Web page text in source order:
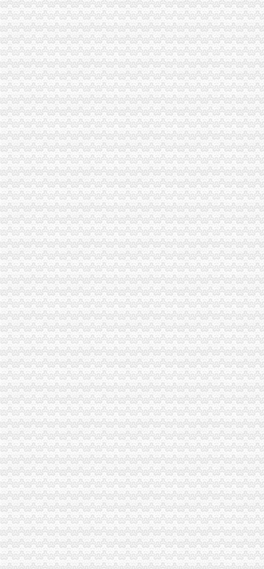
重庆代理企业注销,成效财务-商务服务-久久信息网
福建三元达通讯股份有限公司关于重庆分公司完成注销的公告|议案|董
重庆公司注册
重庆公司注册-重庆2018网
【专业】重庆工商代办_重庆代理记账代账公司_重庆注册公司_重庆营
【重庆公司注册|重庆注册公司|重庆代理注册公司】-重庆58分类网
重庆注册小公司要多少钱
重庆科技公司注册–爱帮网商务服务专题
重庆进出口权
力帆成为重庆唯一获得原油进口权企业-金投原油网-金投网
【无进出口权重庆进口红酒报关如何操作】-江北寸滩易登网
【会计代账重庆出口退税需要些资料,巧叠财务代办重庆进出口权行】
重庆进口日本大王纸尿裤没有进出口权该怎么操作-企汇网
国红酒进口重庆报关代理___外贸服务-食品商务网
一般纳税人申请
一般纳税人申请书--香当网
一般纳税人申请可找登尼【今日推荐网】
教你快速申报一般纳税人增值税
一般纳税人申请注意事项
成都申请一般纳税人找哪家比较好_志趣网
重庆发票申请
重庆地税-办税服务
7日起重庆市民上网就能办税发票还能免费送到家-新华网重庆频道
重庆国税发票图片
重庆巴南破获一起发票案金额超过一亿元_网易新闻
重庆方破获一起大发票案涉案金额逾亿元_新闻_腾讯网
重庆代理报税
重庆合川、北碚、铜梁代理记账报税一般多少钱？_百度知道
安诚财务十年惠代理陂南路重庆中路记账报税出审计-上海58同城
重庆税务代理经理招聘信息,重庆税务代理经理招聘信息免费发布-城
重庆公司注册,做账报税一条龙服务代办公司营业执照注册
重庆南路税务代理记账会计报税变更执照编制财务报表等-上海58同城
重庆代理记账
重庆代理记账-重庆工商代办电话价格-重庆营业执照代办-重庆注册公司-
重庆多有米代理记账有限公司-搜百科
代理记账【重庆代理记账吧】_百度贴吧
转贴：重庆辉财务代理记账有限责任公司_重庆代理记账吧_百度贴吧
重庆代理记账_重庆代理记账公司_重庆代理记账服务
重庆代账公司
重庆会计代账哪家服务好安全又负责？
【2017年重庆新概念代账服务有限公司新招聘信息_电话_地址】-赶
重庆营业执照代账公司怎么样
重庆会计代账公司？_百度知道
重庆代账公司哪家好？[好网角文章收]
重庆财务公司
重庆预算管理咨询重庆财务管理咨询公司重庆预算管理咨询公司重庆预